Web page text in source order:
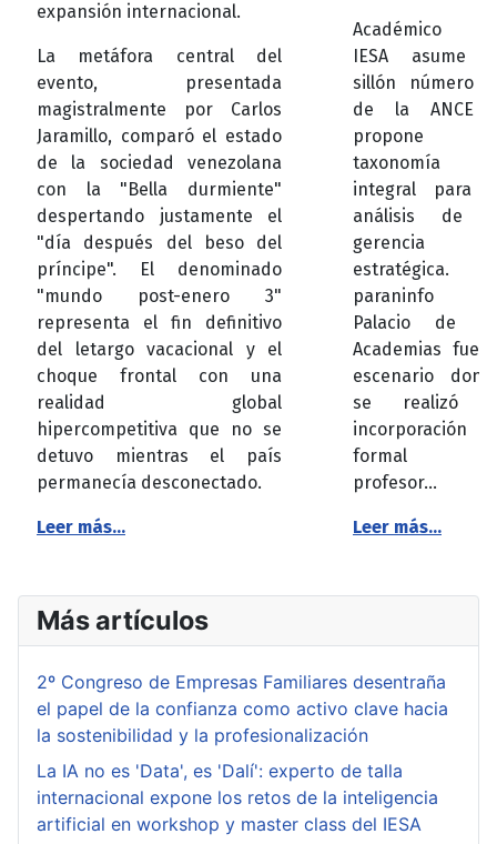
expansión internacional.
La metáfora central del
evento, presentada
magistralmente por Carlos
Jaramillo, comparó el estado
de la sociedad venezolana
con la "Bella durmiente"
despertando justamente el
"día después del beso del
príncipe". El denominado
"mundo post-enero 3"
representa el fin definitivo
del letargo vacacional y el
choque frontal con una
realidad global
hipercompetitiva que no se
detuvo mientras el país
permanecía desconectado.
Leer más...
Académico
IESA asume
sillón número
de la ANCE
propone
taxonomía
integral para
análisis de
gerencia
estratégica.
paraninfo
Palacio de
Academias fue
escenario
se realizó
incorporación
formal
profesor...
Leer más...
Más artículos
2º Congreso de Empresas Familiares desentraña
el papel de la confianza como activo clave hacia
la sostenibilidad y la profesionalización
La IA no es 'Data', es 'Dalí': experto de talla
internacional expone los retos de la inteligencia
artificial en workshop y master class del IESA